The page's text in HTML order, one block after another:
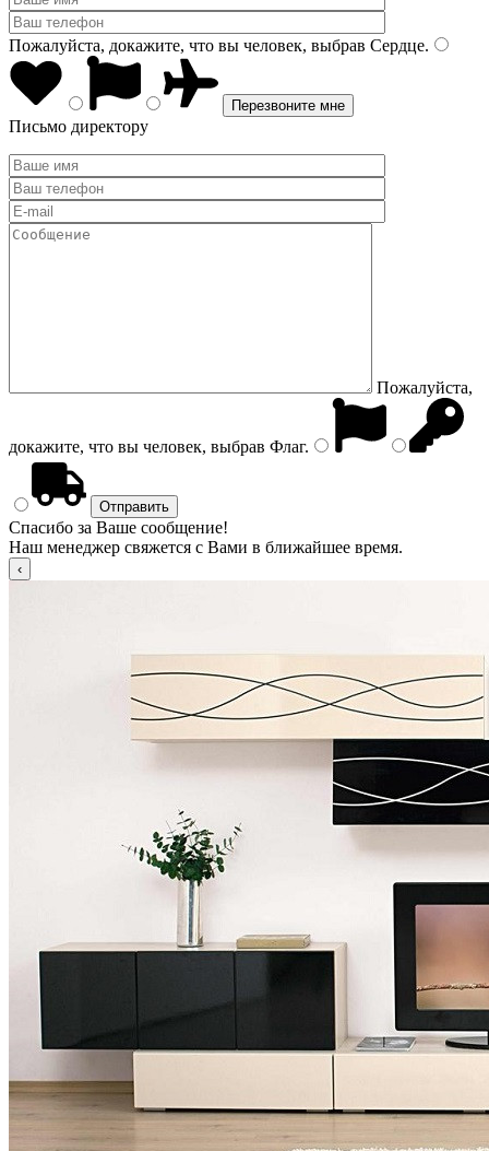
Пожалуйста, докажите, что вы человек, выбрав Сердце.
Письмо директору
Пожалуйста,
докажите, что вы человек, выбрав Флаг.
Спасибо за Ваше сообщение!
Наш менеджер свяжется с Вами в ближайшее время.